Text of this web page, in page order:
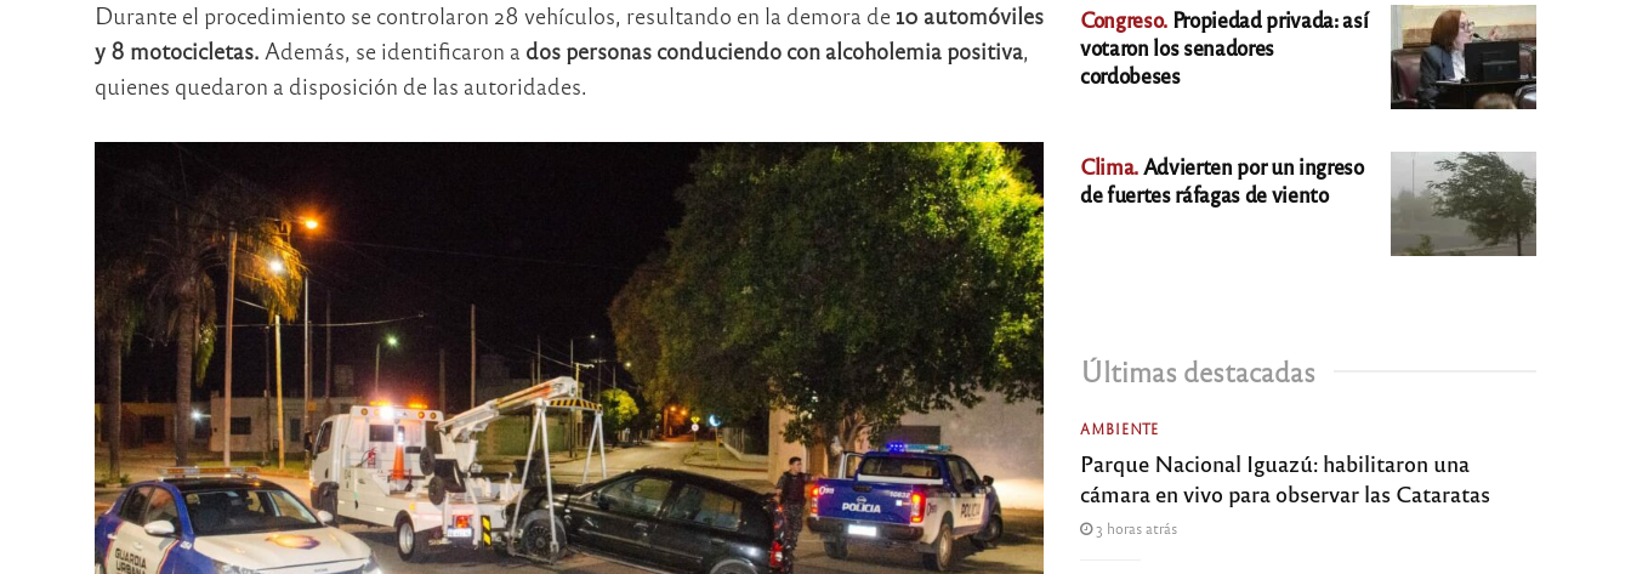
Durante el procedimiento se controlaron 28 vehículos, resultando en la demora de10 automóviles
y 8 motocicletas. Además, se identificaron a dos personas conduciendo con alcoholemia positiva,
quienes quedaron a disposición de las autoridades.
Congreso. Propiedad privada: así
votaron los senadores
cordobeses
Clima.Advierten por un ingreso
de fuertes ráfagas de viento
Últimas destacadas
AMBIENTE
Parque Nacional Iguazú: habilitaron una
cámara en vivo para observar las Cataratas
3 horas atrás